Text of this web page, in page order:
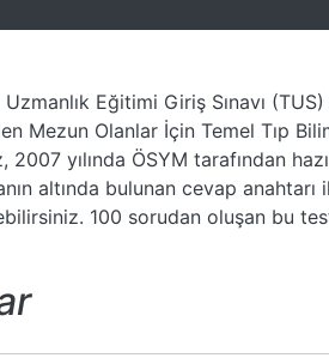
Eğitimi Giriş Sınavı
Mezun Olanlar İçin Temel Tıp
2007 yılında ÖSYM tarafından
altında bulunan cevap
100 sorudan oluşan bu